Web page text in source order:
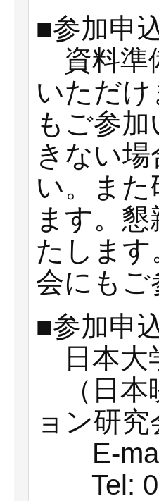
■参加申
資料準
いただ
もご参
きない
い。ま
ます。
たしま
会にも
■参加申
日本大
（日本
ョン研
E-mail:
Tel: